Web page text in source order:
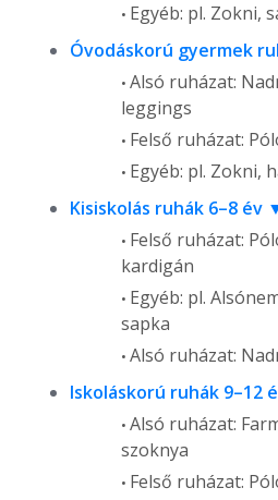
Egyéb: pl. Zokni,
Óvodáskorú gyermek
Alsó ruházat:
leggings
Felső ruházat:
Egyéb: pl. Zokni,
Kisiskolás ruhák 6–8 év
Felső ruházat:
kardigán
Egyéb: pl.
sapka
Alsó ruházat:
Iskoláskorú ruhák 9–12
Alsó ruházat:
szoknya
Felső ruházat: